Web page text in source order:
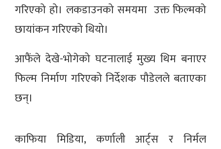
गरिएको हो। लकडाउनको समयमा उक्त फिल्मको
छायांकन गरिएको थियो।
आफैंले देखे-भोगेको घटनालाई मुख्य थिम बनाएर
फिल्म निर्माण गरिएको निर्देशक पौडेलले बताएका
छन्।
काफिया मिडिया, कर्णाली आर्ट्स र निर्मल